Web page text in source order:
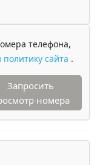
телефона,
сайта .
Запросить
номера